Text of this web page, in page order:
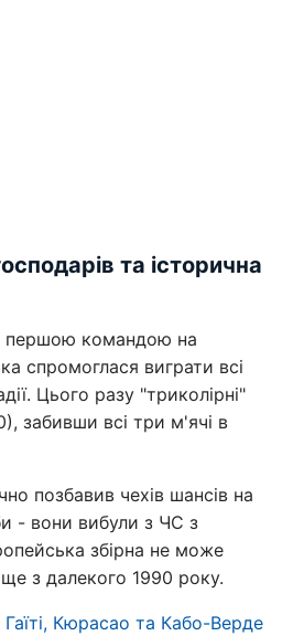
та історична
першою командою на
спромоглася виграти всі
Цього разу "триколірні"
забивши всі три м'ячі в
позбавив чехів шансів на
- вони вибули з ЧС з
збірна не може
з далекого 1990 року.
Кюрасао та Кабо-Верде